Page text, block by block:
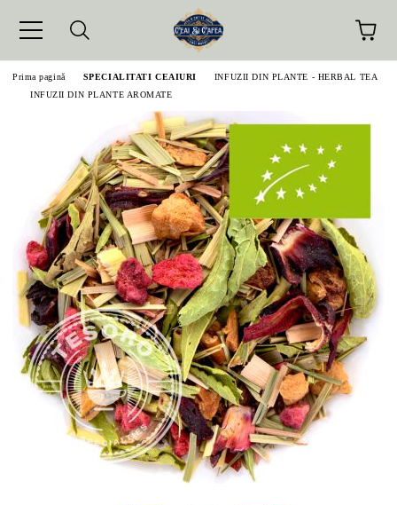
Prima pagină SPECIALITATI CEAIURI
INFUZII DIN PLANTE - HERBAL TEA
INFUZII DIN PLANTE AROMATE